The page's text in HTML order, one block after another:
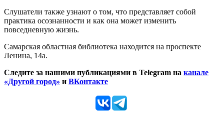
Слушатели также узнают о том, что представляет собой
практика осознанности и как она может изменить
повседневную жизнь.
Самарская областная библиотека находится на проспекте
Ленина, 14а.
Следите за нашими публикациями в Telegram на канале
«Другой город» и ВКонтакте